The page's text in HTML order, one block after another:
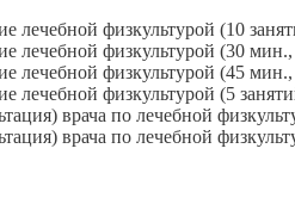
лечебной физкультурой (10
лечебной физкультурой (30 мин.,
лечебной физкультурой (45 мин.,
лечебной физкультурой (5
врача по лечебной
врача по лечебной